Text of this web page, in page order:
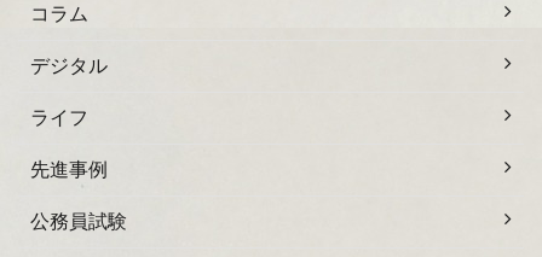
コラム
デジタル
ライフ
先進事例
公務員試験